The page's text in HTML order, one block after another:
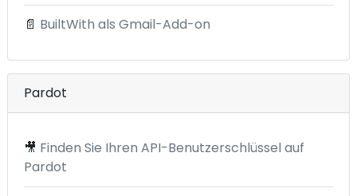
📄 BuiltWith als Gmail-Add-on
Pardot
🎥 Finden Sie Ihren API-Benutzerschlüssel auf
Pardot